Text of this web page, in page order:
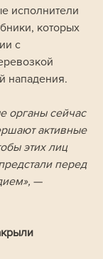
исполнители
которых
с
нападения.
органы сейчас
активные
этих лиц
перед
—